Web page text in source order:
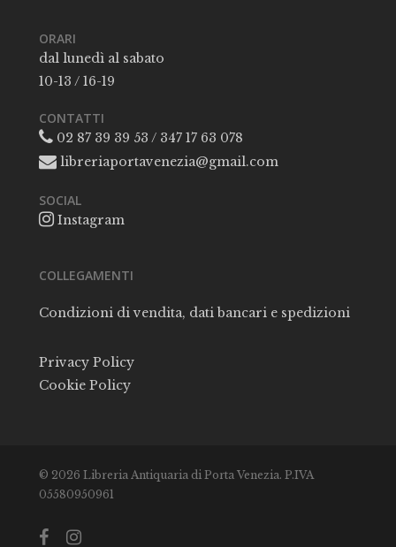
ORARI
dal lunedì al sabato
10-13 / 16-19
CONTATTI
02 87 39 39 53 / 347 17 63 078
libreriaportavenezia@gmail.com
SOCIAL
Instagram
COLLEGAMENTI
Condizioni di vendita, dati bancari e spedizioni
Privacy Policy
Cookie Policy
© 2026 Libreria Antiquaria di Porta Venezia. P.IVA
05580950961
facebookinstagram